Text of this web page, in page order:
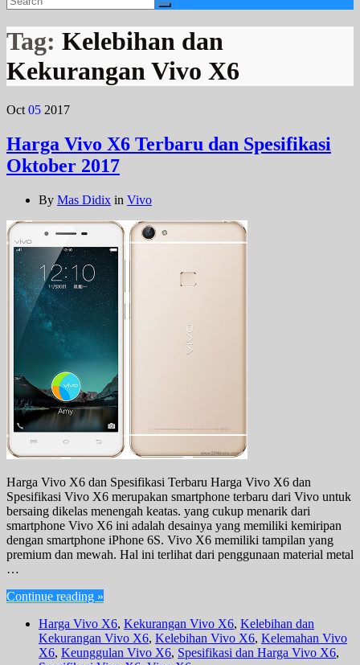
Tag: Kelebihan dan
Kekurangan Vivo X6
Oct 05 2017
Harga Vivo X6 Terbaru dan Spesifikasi
Oktober 2017
By Mas Didix in Vivo
Harga Vivo X6 dan Spesifikasi Terbaru Harga Vivo X6 dan
Spesifikasi Vivo X6 merupakan smartphone terbaru dari Vivo untuk
bersaing dikelas menengah keatas. yang cukup menarik dari
smartphone Vivo X6 ini adalah desainya yang memiliki kemiripan
dengan smartphone iPhone 6S. Vivo X6 memiliki tampilan yang
premium dan mewah. Hal ini terlihat dari penggunaan material metal
…
Continue reading »
Harga Vivo X6, Kekurangan Vivo X6, Kelebihan dan
Kekurangan Vivo X6, Kelebihan Vivo X6, Kelemahan Vivo
X6, Keunggulan Vivo X6, Spesifikasi dan Harga Vivo X6,